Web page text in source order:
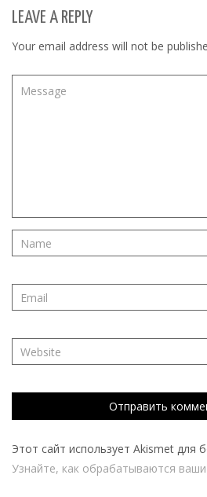
LEAVE A REPLY
Your email address will not be
Этот сайт использует Akismet для
Узнайте, как обрабатываются